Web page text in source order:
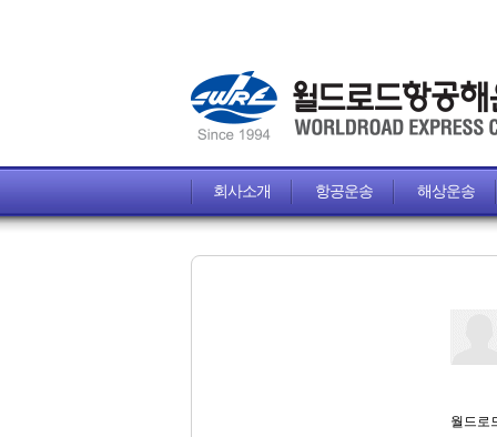
회사소개 항공운송 해상운송
월드로